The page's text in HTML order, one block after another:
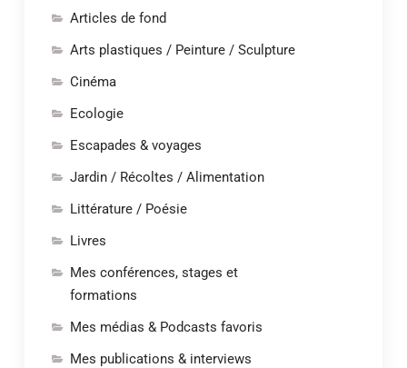
Articles de fond
Arts plastiques / Peinture / Sculpture
Cinéma
Ecologie
Escapades & voyages
Jardin / Récoltes / Alimentation
Littérature / Poésie
Livres
Mes conférences, stages et
formations
Mes médias & Podcasts favoris
Mes publications & interviews